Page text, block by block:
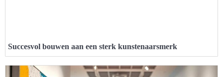
Succesvol bouwen aan een sterk kunstenaarsmerk